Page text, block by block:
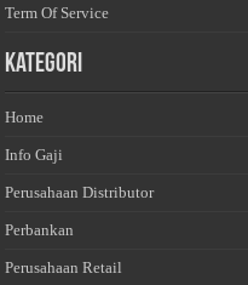
Term Of Service
Kategori
Home
Info Gaji
Perusahaan Distributor
Perbankan
Perusahaan Retail